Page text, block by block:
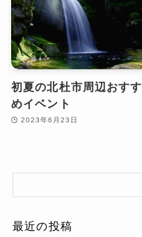
初夏の北杜市周辺おすす
めイベント
2023年6月23日
最近の投稿